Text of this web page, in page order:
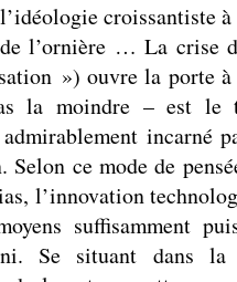
croissantiste
l’ornière … La crise
») ouvre la porte
la moindre – est le
incarné
Selon ce mode de
l’innovation
suffisamment
Se situant dans